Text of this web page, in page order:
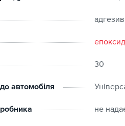
30
автомобіля
не